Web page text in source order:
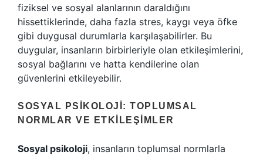
fiziksel ve sosyal alanlarının daraldığını
hissettiklerinde, daha fazla stres, kaygı veya öfke
gibi duygusal durumlarla karşılaşabilirler. Bu
duygular, insanların birbirleriyle olan etkileşimlerini,
sosyal bağlarını ve hatta kendilerine olan
güvenlerini etkileyebilir.
SOSYAL PSIKOLOJI: TOPLUMSAL
NORMLAR VE ETKILEŞIMLER
Sosyal psikoloji, insanların toplumsal normlarla